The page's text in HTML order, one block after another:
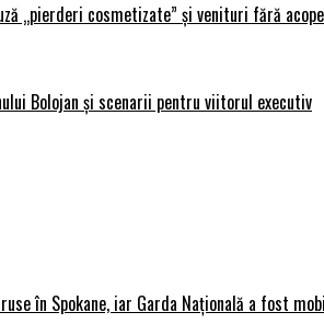
„pierderi cosmetizate” și venituri fără
Bolojan și scenarii pentru viitorul executiv
în Spokane, iar Garda Națională a fost